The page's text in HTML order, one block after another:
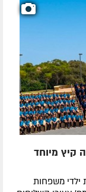
קיץ מיוחד
ילדי משפחות